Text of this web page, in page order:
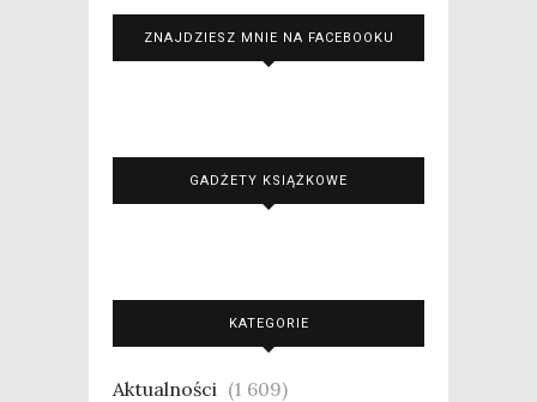
ZNAJDZIESZ MNIE NA FACEBOOKU
GADŻETY KSIĄŻKOWE
KATEGORIE
Aktualności (1 609)